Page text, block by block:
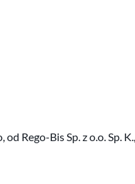
Rego-Bis Sp. z o.o. Sp.